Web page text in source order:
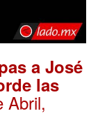
a José
las
Abril,